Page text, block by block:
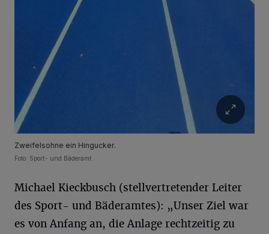
Zweifelsohne ein Hingucker.
Foto: Sport- und Bäderamt
Michael Kieckbusch (stellvertretender Leiter
des Sport- und Bäderamtes): „Unser Ziel war
es von Anfang an, die Anlage rechtzeitig zu